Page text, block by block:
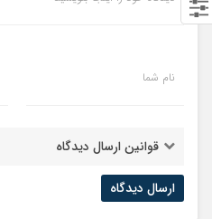
نام شما
قوانین ارسال دیدگاه